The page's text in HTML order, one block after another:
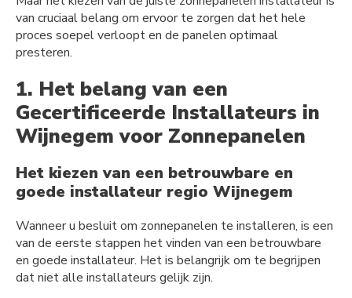
van cruciaal belang om ervoor te zorgen dat het hele
proces soepel verloopt en de panelen optimaal
presteren.
1. Het belang van een
Gecertificeerde Installateurs in
Wijnegem voor Zonnepanelen
Het kiezen van een betrouwbare en
goede installateur regio Wijnegem
Wanneer u besluit om zonnepanelen te installeren, is een
van de eerste stappen het vinden van een betrouwbare
en goede installateur. Het is belangrijk om te begrijpen
dat niet alle installateurs gelijk zijn.